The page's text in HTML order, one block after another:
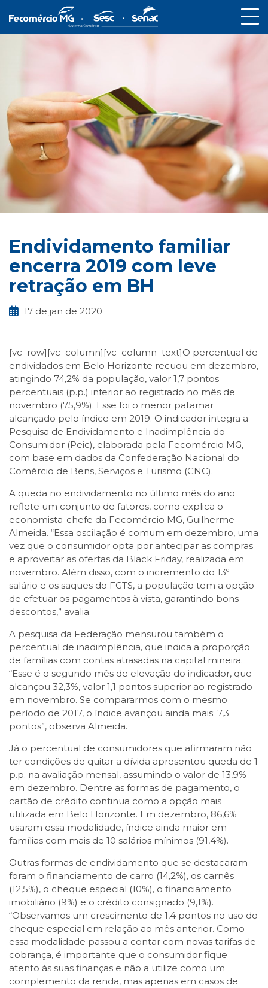
Endividamento familiar
encerra 2019 com leve
retração em BH
17 de jan de 2020
[vc_row][vc_column][vc_column_text]O percentual de
endividados em Belo Horizonte recuou em dezembro,
atingindo 74,2% da população, valor 1,7 pontos
percentuais (p.p.) inferior ao registrado no mês de
novembro (75,9%). Esse foi o menor patamar
alcançado pelo índice em 2019. O indicador integra a
Pesquisa de Endividamento e Inadimplência do
Consumidor (Peic), elaborada pela Fecomércio MG,
com base em dados da Confederação Nacional do
Comércio de Bens, Serviços e Turismo (CNC).
A queda no endividamento no último mês do ano
reflete um conjunto de fatores, como explica o
economista-chefe da Fecomércio MG, Guilherme
Almeida. “Essa oscilação é comum em dezembro, uma
vez que o consumidor opta por antecipar as compras
e aproveitar as ofertas da Black Friday, realizada em
novembro. Além disso, com o incremento do 13º
salário e os saques do FGTS, a população tem a opção
de efetuar os pagamentos à vista, garantindo bons
descontos,” avalia.
A pesquisa da Federação mensurou também o
percentual de inadimplência, que indica a proporção
de famílias com contas atrasadas na capital mineira.
“Esse é o segundo mês de elevação do indicador, que
alcançou 32,3%, valor 1,1 pontos superior ao registrado
em novembro. Se compararmos com o mesmo
período de 2017, o índice avançou ainda mais: 7,3
pontos”, observa Almeida.
Já o percentual de consumidores que afirmaram não
ter condições de quitar a dívida apresentou queda de 1
p.p. na avaliação mensal, assumindo o valor de 13,9%
em dezembro. Dentre as formas de pagamento, o
cartão de crédito continua como a opção mais
utilizada em Belo Horizonte. Em dezembro, 86,6%
usaram essa modalidade, índice ainda maior em
famílias com mais de 10 salários mínimos (91,4%).
Outras formas de endividamento que se destacaram
foram o financiamento de carro (14,2%), os carnês
(12,5%), o cheque especial (10%), o financiamento
imobiliário (9%) e o crédito consignado (9,1%).
“Observamos um crescimento de 1,4 pontos no uso do
cheque especial em relação ao mês anterior. Como
essa modalidade passou a contar com novas tarifas de
cobrança, é importante que o consumidor fique
atento às suas finanças e não a utilize como um
complemento da renda, mas apenas em casos de